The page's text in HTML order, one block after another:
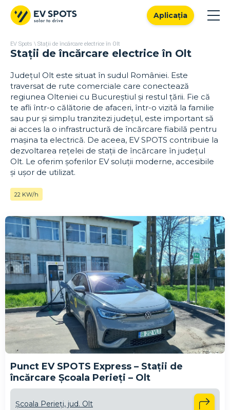
Aplicația
EV Spots \ Stații de încărcare electrice în Olt
Stații de încărcare electrice în Olt
Județul Olt este situat în sudul României. Este
traversat de rute comerciale care conectează
regiunea Olteniei cu Bucureștiul și restul țării. Fie că
te afli într-o călătorie de afaceri, într-o vizită la familie
sau pur și simplu tranzitezi județul, este important să
ai acces la o infrastructură de încărcare fiabilă pentru
mașina ta electrică. De aceea, EV SPOTS contribuie la
dezvoltarea rețelei de stații de încărcare în județul
Olt. Le oferim șoferilor EV soluții moderne, accesibile
și ușor de utilizat.
22 KW/h
Punct EV SPOTS Express – Stații de
încărcare Școala Perieți – Olt
Școala Perieți, jud. Olt